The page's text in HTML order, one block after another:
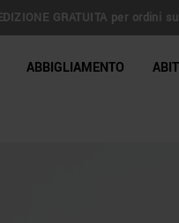
GRATUITA per ordini
Shop
ABBIGLIAMENTO